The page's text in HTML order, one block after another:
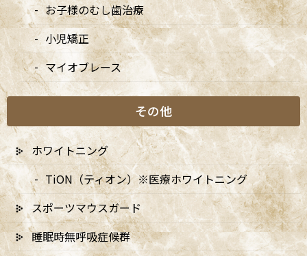
治療後
「歯を白くしたい」という強いご希望をお持ちで、このたび当院
にご来院いただきました。
お子様のむし歯治療
小児矯正
マイオブレース
その他
ホワイトニング
TiON（ティオン）※医療ホワイトニング
スポーツマウスガード
睡眠時無呼吸症候群